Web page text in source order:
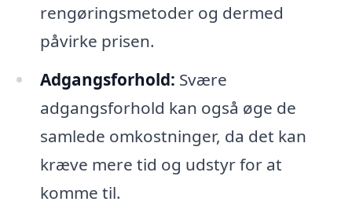
rengøringsmetoder og dermed
påvirke prisen.
Adgangsforhold: Svære
adgangsforhold kan også øge de
samlede omkostninger, da det kan
kræve mere tid og udstyr for at
komme til.